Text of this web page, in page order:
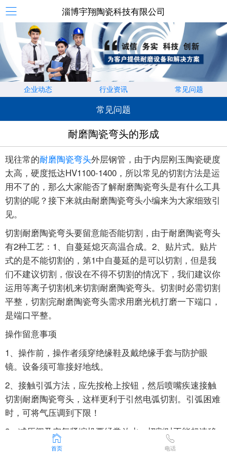
淄博宇翔陶瓷科技有限公司
首页 电话
企业动态 行业资讯 常见问题
常见问题
耐磨陶瓷弯头的形成
现往常的耐磨陶瓷弯头外层钢管，由于内层刚玉陶瓷硬度
太高，硬度抵达HV1100-1400，所以常见的切割方法是运
用不了的，那么大家能否了解耐磨陶瓷弯头是有什么工具
切割的呢？接下来就由耐磨陶瓷弯头小编来为大家细致引
见。
切割耐磨陶瓷弯头要留意能否能切割，由于耐磨陶瓷弯头
有2种工艺：1、自蔓延熄灭高温合成。2、贴片式。贴片
式的是不能切割的，第1中自蔓延的是可以切割，但是我
们不建议切割，假设在不得不切割的情况下，我们建议你
运用等离子切割机来切割耐磨陶瓷弯头。切割时必需切割
平整，切割完耐磨陶瓷弯头需求用磨光机打磨一下端口，
是端口平整。
操作留意事项
1、操作前，操作者须穿绝缘鞋及戴绝缘手套与防护眼
镜。设备须可靠接好地线。
2、接触引弧方法，应先按枪上按钮，然后喷嘴疾速接触
切割耐磨陶瓷弯头，这样更利于引然电弧切割。引弧困难
时，可将气压调到下限！
3、减压阀及空气紧缩机要经常放水，切割时不能超速移
动，避免耐磨陶瓷弯头未割透惹起熔渣及电弧反射，也不